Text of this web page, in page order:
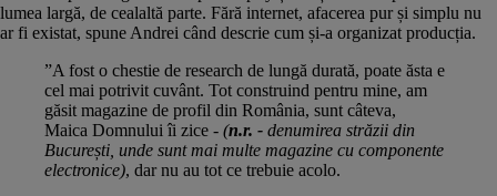
lumea largă, de cealaltă parte. Fără internet, afacerea pur și simplu nu
ar fi existat, spune Andrei când descrie cum și-a organizat producția.
”A fost o chestie de research de lungă durată, poate ăsta e
cel mai potrivit cuvânt. Tot construind pentru mine, am
găsit magazine de profil din România, sunt câteva,
Maica Domnului îi zice - (n.r. - denumirea străzii din
București, unde sunt mai multe magazine cu componente
electronice), dar nu au tot ce trebuie acolo.